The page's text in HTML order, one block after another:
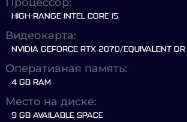
HIGH-RANGE INTEL CORE I5
Видеокарта:
NVIDIA GEFORCE RTX 2070/EQUIVALENT OR
Оперативная память:
4 GB RAM
Место на диске:
9 GB AVAILABLE SPACE